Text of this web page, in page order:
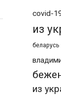
covid-
из
беларусь
из